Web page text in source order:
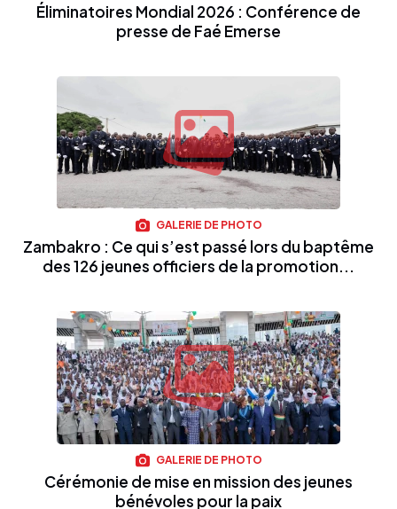
Éliminatoires Mondial 2026 : Conférence de
presse de Faé Emerse
GALERIE DE PHOTO
Zambakro : Ce qui s’est passé lors du baptême
des 126 jeunes officiers de la promotion...
GALERIE DE PHOTO
Cérémonie de mise en mission des jeunes
bénévoles pour la paix